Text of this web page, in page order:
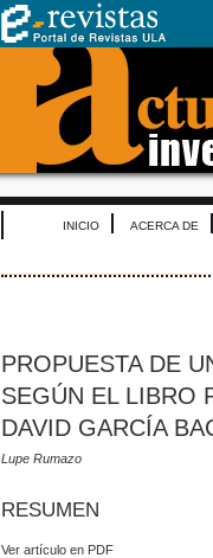
INICIO ACERCA DE
PROPUESTA DE
SEGÚN EL LIBRO
DAVID GARCÍA
Lupe Rumazo
RESUMEN
Ver artículo en PDF